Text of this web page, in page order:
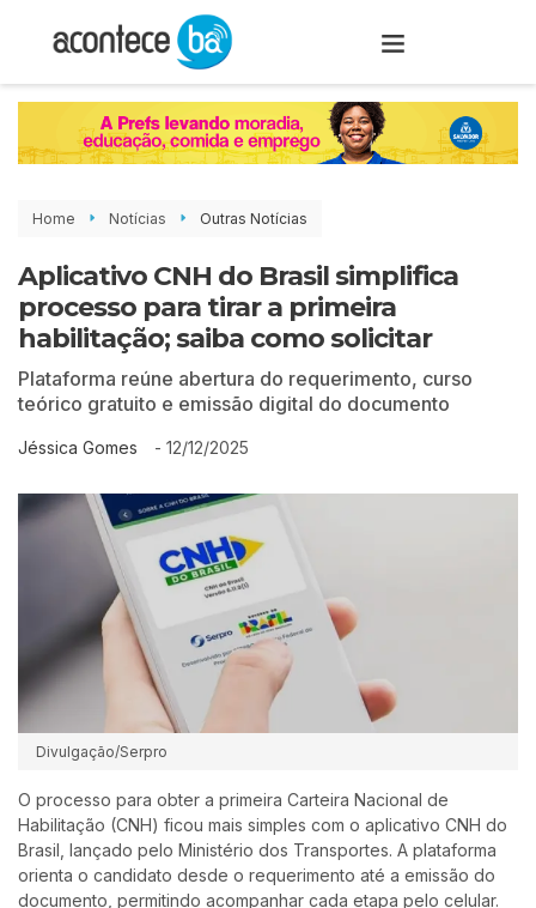
Home Notícias Outras Notícias
Aplicativo CNH do Brasil simplifica
processo para tirar a primeira
habilitação; saiba como solicitar
Plataforma reúne abertura do requerimento, curso
teórico gratuito e emissão digital do documento
Jéssica Gomes - 12/12/2025
Divulgação/Serpro
O processo para obter a primeira Carteira Nacional de
Habilitação (CNH) ficou mais simples com o aplicativo CNH do
Brasil, lançado pelo Ministério dos Transportes. A plataforma
orienta o candidato desde o requerimento até a emissão do
documento, permitindo acompanhar cada etapa pelo celular.